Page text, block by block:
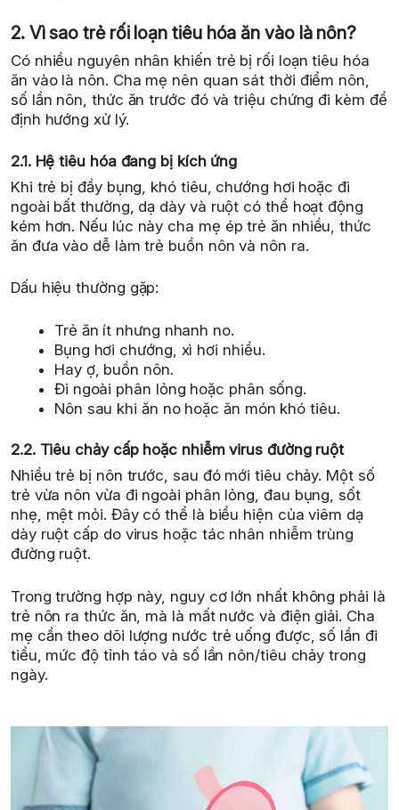
2. Vì sao trẻ rối loạn tiêu hóa ăn vào là nôn?
Có nhiều nguyên nhân khiến trẻ bị rối loạn tiêu hóa
ăn vào là nôn. Cha mẹ nên quan sát thời điểm nôn,
số lần nôn, thức ăn trước đó và triệu chứng đi kèm để
định hướng xử lý.
2.1. Hệ tiêu hóa đang bị kích ứng
Khi trẻ bị đầy bụng, khó tiêu, chướng hơi hoặc đi
ngoài bất thường, dạ dày và ruột có thể hoạt động
kém hơn. Nếu lúc này cha mẹ ép trẻ ăn nhiều, thức
ăn đưa vào dễ làm trẻ buồn nôn và nôn ra.
Dấu hiệu thường gặp:
Trẻ ăn ít nhưng nhanh no.
Bụng hơi chướng, xì hơi nhiều.
Hay ợ, buồn nôn.
Đi ngoài phân lỏng hoặc phân sống.
Nôn sau khi ăn no hoặc ăn món khó tiêu.
2.2. Tiêu chảy cấp hoặc nhiễm virus đường ruột
Nhiều trẻ bị nôn trước, sau đó mới tiêu chảy. Một số
trẻ vừa nôn vừa đi ngoài phân lỏng, đau bụng, sốt
nhẹ, mệt mỏi. Đây có thể là biểu hiện của viêm dạ
dày ruột cấp do virus hoặc tác nhân nhiễm trùng
đường ruột.
Trong trường hợp này, nguy cơ lớn nhất không phải là
trẻ nôn ra thức ăn, mà là mất nước và điện giải. Cha
mẹ cần theo dõi lượng nước trẻ uống được, số lần đi
tiểu, mức độ tỉnh táo và số lần nôn/tiêu chảy trong
ngày.